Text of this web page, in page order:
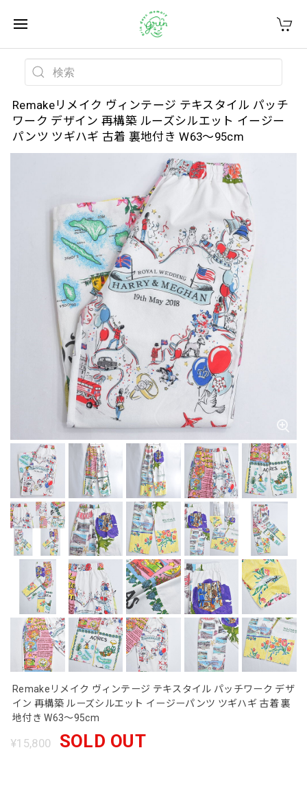
Remakeリメイク ヴィンテージ テキスタイル パッチ
ワーク デザイン 再構築 ルーズシルエット イージー
パンツ ツギハギ 古着 裏地付き W63～95cm
Remakeリメイク ヴィンテージ テキスタイル パッチワーク デザ
イン 再構築 ルーズシルエット イージーパンツ ツギハギ 古着 裏
地付き W63～95cm
¥15,800 SOLD OUT